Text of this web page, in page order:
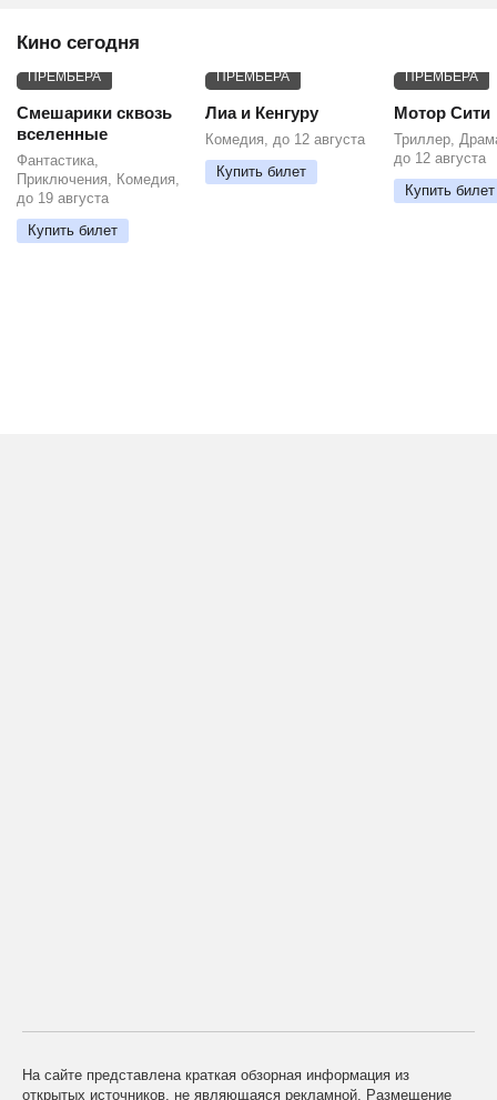
Кино сегодня
ПРЕМЬЕРА
Смешарики сквозь
вселенные
Фантастика,
Приключения, Комедия,
до 19 августа
Купить билет
ПРЕМЬЕРА
Лиа и Кенгуру
Комедия, до 12 августа
Купить билет
ПРЕМЬЕРА
Мотор Сити
Триллер,
до 12 августа
Купить билет
На сайте представлена краткая обзорная информация из
открытых источников, не являющаяся рекламной. Размещение